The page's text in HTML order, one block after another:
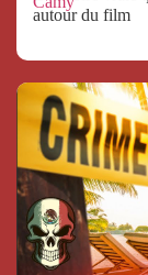
autour du film